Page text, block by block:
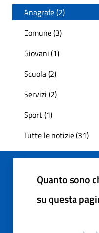
Anagrafe (2)
Comune (3)
Giovani (1)
Scuola (2)
Servizi (2)
Sport (1)
Tutte le notizie (31)
Quanto sono
su questa